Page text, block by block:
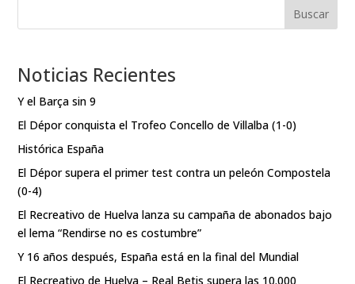
Buscar
Noticias Recientes
Y el Barça sin 9
El Dépor conquista el Trofeo Concello de Villalba (1-0)
Histórica España
El Dépor supera el primer test contra un peleón Compostela
(0-4)
El Recreativo de Huelva lanza su campaña de abonados bajo
el lema “Rendirse no es costumbre”
Y 16 años después, España está en la final del Mundial
El Recreativo de Huelva – Real Betis supera las 10.000